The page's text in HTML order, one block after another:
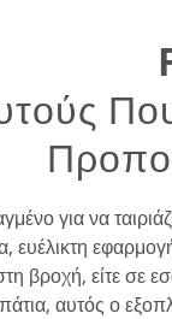
για να
ευέλικτη
στη βροχή, είτε
αυτός ο